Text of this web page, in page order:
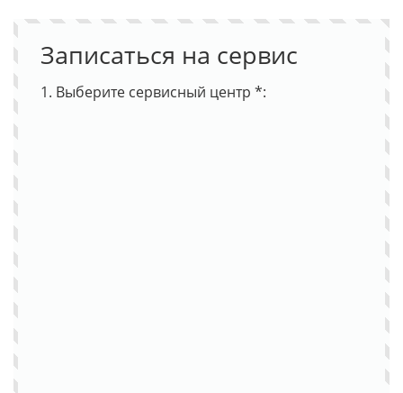
Записаться на сервис
1. Выберите сервисный центр *: